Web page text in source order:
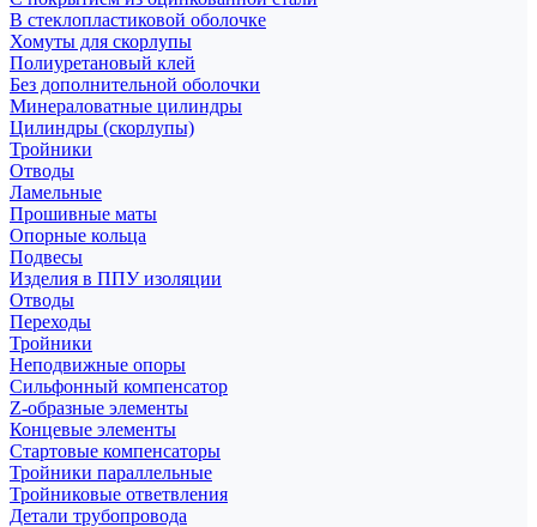
В стеклопластиковой оболочке
Хомуты для скорлупы
Полиуретановый клей
Без дополнительной оболочки
Минераловатные цилиндры
Цилиндры (скорлупы)
Тройники
Отводы
Ламельные
Прошивные маты
Опорные кольца
Подвесы
Изделия в ППУ изоляции
Отводы
Переходы
Тройники
Неподвижные опоры
Cильфонный компенсатор
Z-образные элементы
Концевые элементы
Стартовые компенсаторы
Тройники параллельные
Тройниковые ответвления
Детали трубопровода